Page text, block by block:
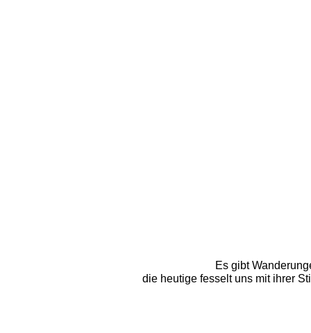
Es gibt
die heutige fesselt uns mit ihrer